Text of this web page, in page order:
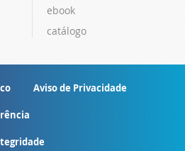
ebook
catálogo
Aviso de Privacidade